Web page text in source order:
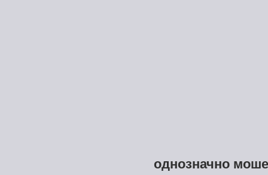
однозначно